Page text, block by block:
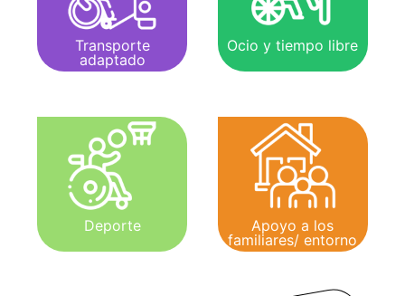
Transporte
adaptado
Ocio y tiempo libre
Deporte
Apoyo a los
familiares/ entorno